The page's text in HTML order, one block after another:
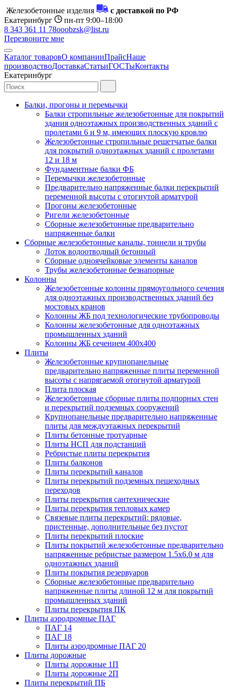
Железобетонные изделия
с доставкой по РФ
Екатеринбург
пн-пт 9:00–18:00
8 343 361 11 78ooobzsk@list.ru
Перезвоните мне
Каталог товаровО компанииПрайсНаше
производствоДоставкаСтатьиГОСТыКонтакты
Екатеринбург
Балки, прогоны и перемычки
Балки стропильные железобетонные для покрытий
здания одноэтажных производственных зданий с
пролетами 6 и 9 м, имеющих плоскую кровлю
Железобетонные стропильные решетчатые балки
для покрытий одноэтажных зданий с пролетами
12 и 18 м
Фундаментные балки ФБ
Перемычки железобетонные
Предварительно напряженные балки перекрытий
переменной высоты с отогнутой арматурой
Прогоны железобетонные
Ригели железобетонные
Сборные железобетонные предварительно
напряженные балки
Сборные железобетонные каналы, тоннели и трубы
Лоток водоотводный бетонный
Сборные одноячейковые элементы каналов
Трубы железобетонные безнапорные
Колонны
Железобетонные колонны прямоугольного сечения
для одноэтажных производственных зданий без
мостовых кранов
Колонны ЖБ под технологические трубопроводы
Колонны железобетонные для одноэтажных
промышленных зданий
Колонны ЖБ сечением 400х400
Плиты
Железобетонные крупнопанельные
предварительно напряженные плиты переменной
высоты с напрягаемой отогнутой арматурой
Плита плоская
Железобетонные сборные плиты подпорных стен
и перекрытий подземных сооружений
Крупнопанельные предварительно напряженные
плиты для междуэтажных перекрытий
Плиты бетонные тротуарные
Плиты НСП для подстанций
Ребристые плиты перекрытия
Плиты балконов
Плиты перекрытий каналов
Плиты перекрытий подземных пешеходных
переходов
Плиты перекрытия сантехнические
Плиты перекрытия тепловых камер
Связевые плиты перекрытий: рядовые,
пристенные, дополнительные без пустот
Плиты перекрытий плоские
Плиты покрытий железобетонные предварительно
напряженные ребристые размером 1.5х6.0 м для
одноэтажных зданий
Плиты покрытия резервуаров
Сборные железобетонные предварительно
напряженные плиты длиной 12 м для покрытий
промышленных зданий
Плиты перекрытия ПК
Плиты аэродромные ПАГ
ПАГ 14
ПАГ 18
Плиты аэродромные ПАГ 20
Плиты дорожные
Плиты дорожные 1П
Плиты дорожные 2П
Плиты перекрытий ПБ